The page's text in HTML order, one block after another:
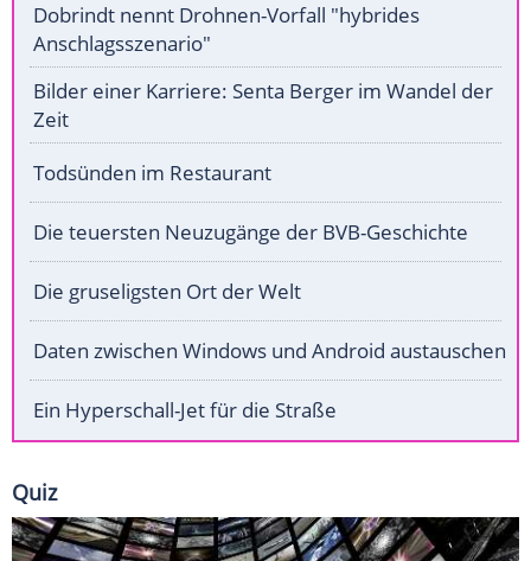
Dobrindt nennt Drohnen-Vorfall "hybrides
Anschlagsszenario"
Bilder einer Karriere: Senta Berger im Wandel der
Zeit
Todsünden im Restaurant
Die teuersten Neuzugänge der BVB-Geschichte
Die gruseligsten Ort der Welt
Daten zwischen Windows und Android austauschen
Ein Hyperschall-Jet für die Straße
Quiz